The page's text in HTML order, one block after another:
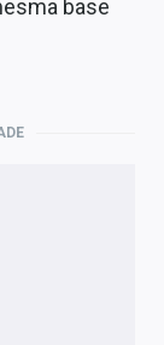
base